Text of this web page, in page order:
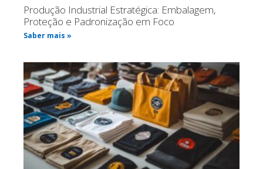
Produção Industrial Estratégica: Embalagem,
Proteção e Padronização em Foco
Saber mais »